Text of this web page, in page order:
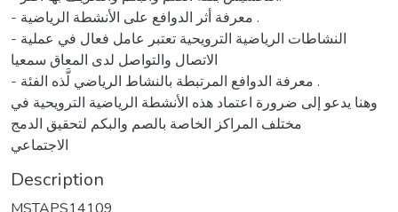
- معرفة أثر الدوافع على الأنشطة الرياضية .
- النشاطات الرياضية الترويحية تعتبر عامل فعال في عملية
الاتصال والتواصل لدى المعاق سمعيا
- معرفة الدوافع المرتبطة بالنشاط الرياضي لَّذه الفئة .
وهنا يدعو إلى ضرورة اعتماد هذه الأنشطة الرياضية الترويحية في
مختلف المراكز الخاصة بالصم والبكم لتحقيق الدمج
الاجتماعي
Description